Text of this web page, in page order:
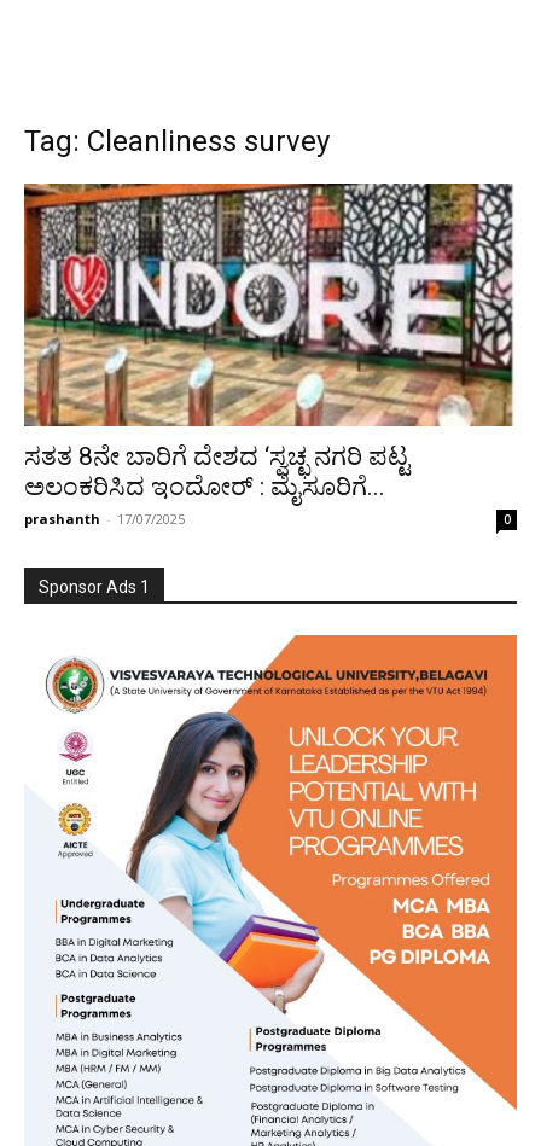
Tag: Cleanliness survey
ಸತತ 8ನೇ ಬಾರಿಗೆ ದೇಶದ ‘ಸ್ವಚ್ಛ ನಗರಿ ಪಟ್ಟ
ಅಲಂಕರಿಸಿದ ಇಂದೋರ್ : ಮೈಸೂರಿಗೆ...
prashanth - 17/07/2025 0
Sponsor Ads 1